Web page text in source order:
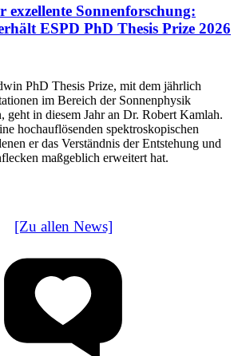
exzellente Sonnenforschung:
ESPD PhD Thesis Prize 2026
PhD Thesis Prize, mit dem jährlich
im Bereich der Sonnenphysik
geht in diesem Jahr an Dr. Robert Kamlah.
hochauflösenden spektroskopischen
er das Verständnis der Entstehung und
maßgeblich erweitert hat.
[Zu allen News]